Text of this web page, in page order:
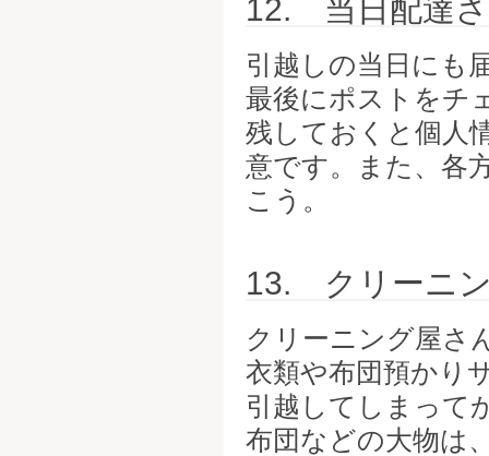
12. 当日配達
引越しの当日にも
最後にポストをチ
残しておくと個人
意です。また、各
こう。
13. クリーニン
クリーニング屋さ
衣類や布団預かり
引越してしまって
布団などの大物は